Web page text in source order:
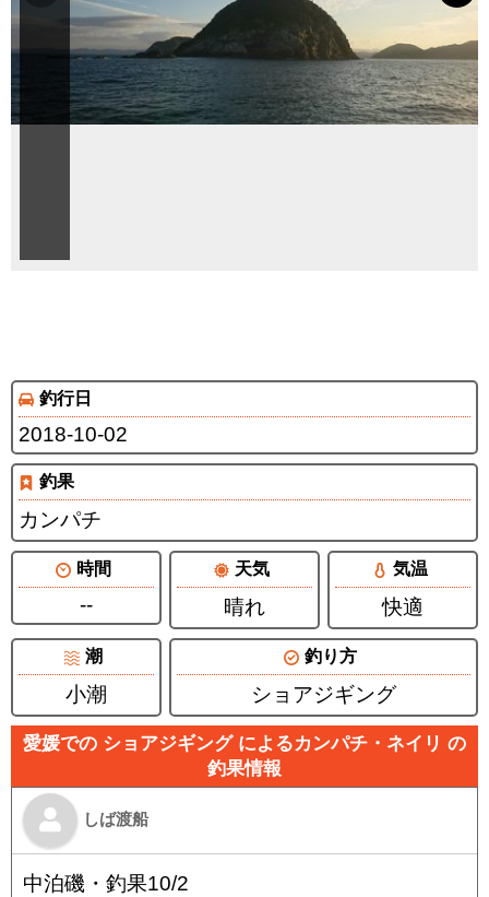
釣行日
2018-10-02
釣果
カンパチ
時間
--
天気
晴れ
気温
快適
潮
小潮
釣り方
ショアジギング
愛媛での ショアジギング によるカンパチ・ネイリ の
釣果情報
しば渡船
中泊磯・釣果10/2